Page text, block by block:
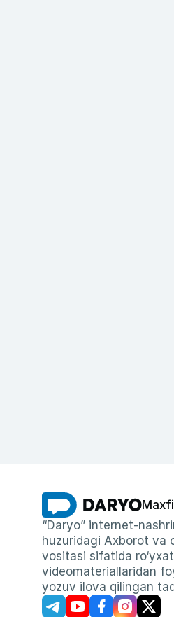
“Daryo” internet-
huzuridagi Axborot va
vositasi sifatida
videomateriallaridan
yozuv ilova qilingan